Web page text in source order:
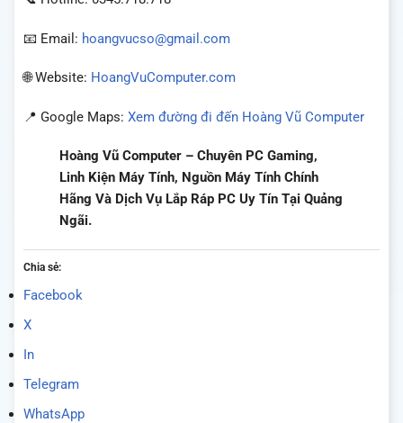
📧 Email: hoangvucso@gmail.com
🌐 Website: HoangVuComputer.com
📍 Google Maps: Xem đường đi đến Hoàng Vũ Computer
Hoàng Vũ Computer – Chuyên PC Gaming,
Linh Kiện Máy Tính, Nguồn Máy Tính Chính
Hãng Và Dịch Vụ Lắp Ráp PC Uy Tín Tại Quảng
Ngãi.
Chia sẻ:
Facebook
X
In
Telegram
WhatsApp